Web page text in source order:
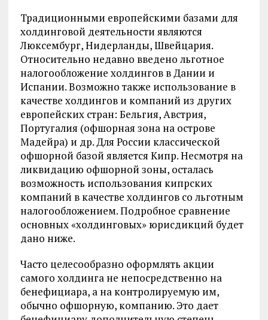
Традиционными европейскими базами для
холдинговой деятельности являются
Люксембург, Нидерланды, Швейцария.
Относительно недавно введено льготное
налогообложение холдингов в Дании и
Испании. Возможно также использование в
качестве холдингов и компаний из других
европейских стран: Бельгия, Австрия,
Португалия (офшорная зона на острове
Мадейра) и др. Для России классической
офшорной базой является Кипр. Несмотря на
ликвидацию офшорной зоны, осталась
возможность использования кипрских
компаний в качестве холдингов со льготным
налогообложением. Подробное сравнение
основных «холдинговых» юрисдикций будет
дано ниже.
Часто целесообразно оформлять акции
самого холдинга не непосредственно на
бенефициара, а на контролируемую им,
обычно офшорную, компанию. Это дает